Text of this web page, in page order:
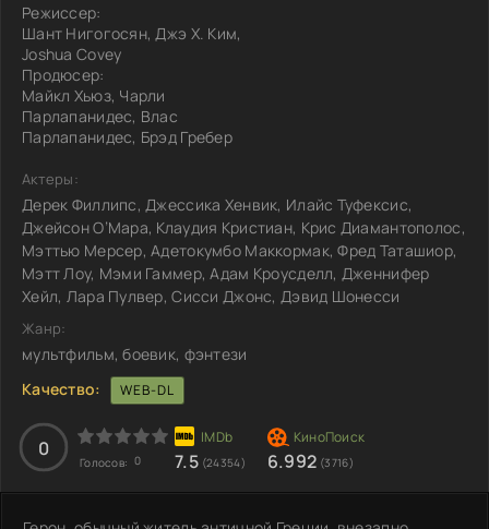
Режиссер:
Шант Нигогосян, Джэ Х. Ким,
Joshua Covey
Продюсер:
Майкл Хьюз, Чарли
Парлапанидес, Влас
Парлапанидес, Брэд Гребер
Актеры:
Дерек Филлипс, Джессика Хенвик, Илайс Туфексис,
Джейсон О’Мара, Клаудия Кристиан, Крис Диамантополос,
Мэттью Мерсер, Адетокумбо Маккормак, Фред Таташиор,
Мэтт Лоу, Мэми Гаммер, Адам Кроусделл, Дженнифер
Хейл, Лара Пулвер, Сисси Джонс, Дэвид Шонесси
Жанр:
мультфильм, боевик, фэнтези
Качество:
WEB-DL
0
Голосов: 0 7.5 (24354) 6.992 (3716)